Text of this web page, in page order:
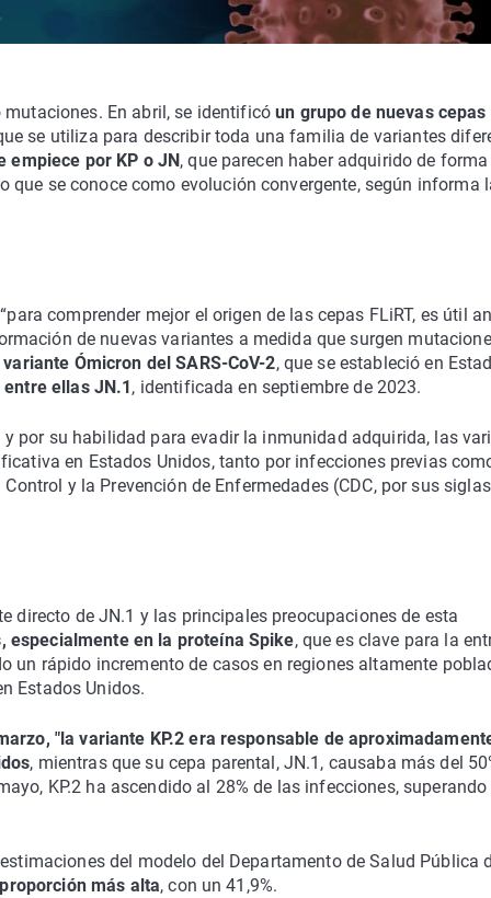
mutaciones. En abril, se identificóun grupo de nuevas cepas
se utiliza para describir toda una familia de variantes
empiece por KP o JN , que parecen haber adquirido de forma
se conoce como evolución convergente, según informa
comprender mejor el origen de las cepas FLiRT, es útil
de nuevas variantes a medida que surgen
Ómicron del SARS-CoV-2, que se estableció en
ellas JN.1 , identificada en septiembre de 2023.
por su habilidad para evadir la inmunidad adquirida, las
en Estados Unidos, tanto por infecciones previas
y la Prevención de Enfermedades (CDC, por sus
directo de JN.1 y las principales preocupaciones de esta
especialmente en la proteína Spike, que es clave para la
un rápido incremento de casos en regiones altamente
Estados Unidos.
"la variante KP.2 era responsable de
, mientras que su cepa parental, JN.1, causaba más del
KP.2 ha ascendido al 28% de las infecciones, superando
del modelo del Departamento de Salud Pública
más alta, con un 41,9%.